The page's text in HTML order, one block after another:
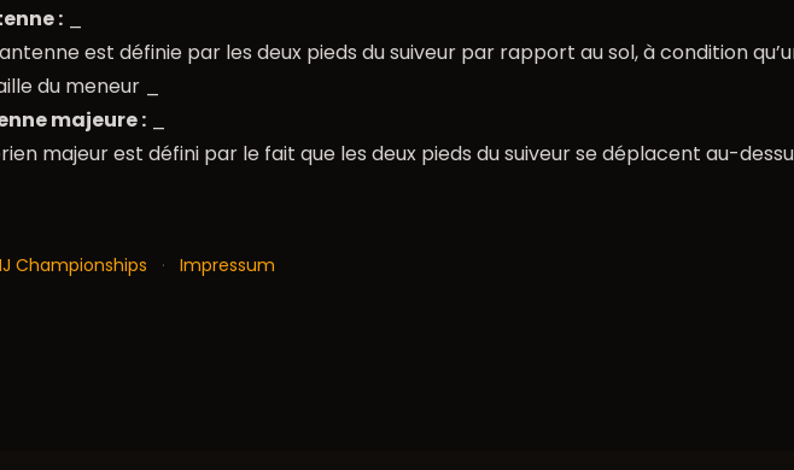
:
est définie par les deux pieds du suiveur par rapport au sol, à condition
du meneur _
majeure :
majeur est défini par le fait que les deux pieds du suiveur se déplacent au-
Championships · Impressum